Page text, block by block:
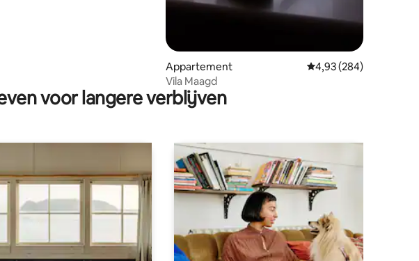
Appartement Gemiddelde
4,93 (284)
Vila Maagd
voor langere verblijven